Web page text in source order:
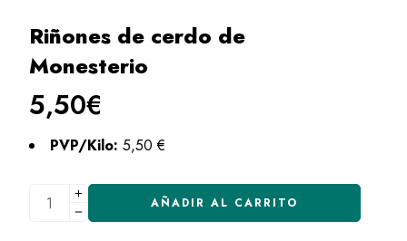
Riñones de cerdo de
Monesterio
5,50€
PVP/Kilo:5,50 €
AÑADIR AL CARRITO